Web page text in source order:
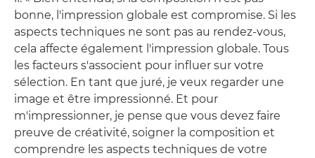
bonne, l'impression globale est compromise. Si les
aspects techniques ne sont pas au rendez-vous,
cela affecte également l'impression globale. Tous
les facteurs s'associent pour influer sur votre
sélection. En tant que juré, je veux regarder une
image et être impressionné. Et pour
m'impressionner, je pense que vous devez faire
preuve de créativité, soigner la composition et
comprendre les aspects techniques de votre